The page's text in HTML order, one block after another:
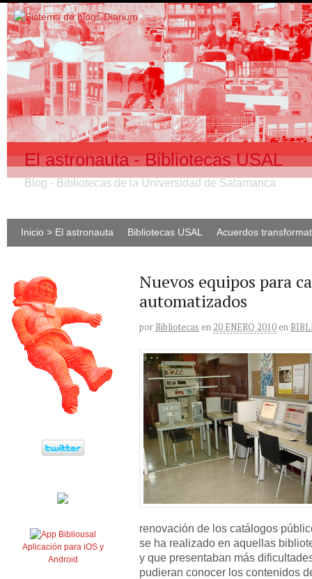
El astronauta - Bibliotecas USAL
Blog - Bibliotecas de la Universidad de Salamanca
Inicio > El astronauta Bibliotecas USAL Acuerdos
Nuevos equipos para
automatizados
por Bibliotecas en 20 ENERO 2010 en
renovación de los catálogos
se ha realizado en aquellas
y que presentaban más
pudieran conocer los contenidos
Aplicación para iOS y
Android